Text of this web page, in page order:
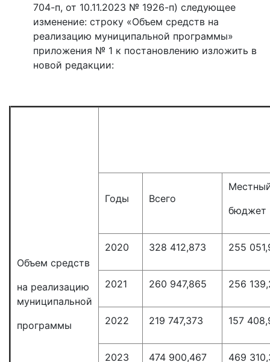
704-п, от 10.11.2023 № 1926-п) следующее
изменение: строку «Объем средств на
реализацию муниципальной программы»
приложения № 1 к постановлению изложить в
новой редакции:
Объем средств
на реализацию
муниципальной
программы
Годы Всего
бюджет
2020 328 412,873 255
2021 260 947,865 256
2022 219 747,373 157
2023 474 900,467 469